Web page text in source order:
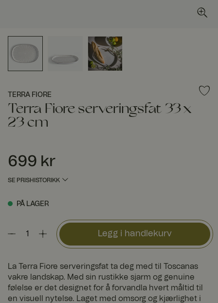
TERRA FIORE
Terra Fiore serveringsfat 33 x
23 cm
Pris:699 kr
699 kr
SE PRISHISTORIKK
PÅ LAGER
Legg i handlekurv
La Terra Fiore serveringsfat ta deg med til Toscanas
vakre landskap. Med sin rustikke sjarm og genuine
følelse er det designet for å forvandla hvert måltid til
en visuell nytelse. Laget med omsorg og kjærlighet i